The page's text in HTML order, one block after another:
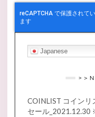
Japanese
>＞
COINLIST コイン
セール_2021.12.30